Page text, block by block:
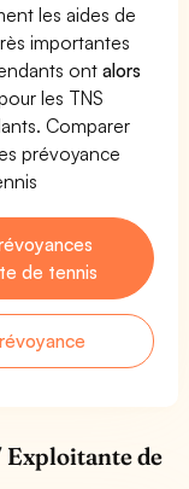
les aides de
importantes
ontalors
les TNS
Comparer
prévoyance
de tennis
de